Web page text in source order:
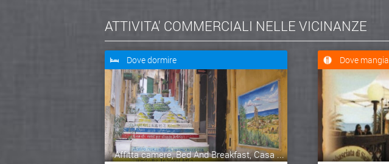
ATTIVITA' COMMERCIALI NELLE VICINANZE
Dove dormire
Affitta camere, Bed And Breakfast, Casa ...
Dove